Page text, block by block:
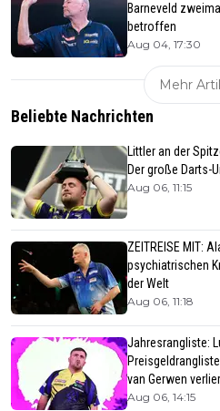
Barneveld
betroffen
Aug 04, 17:30
Mehr
Beliebte Nachrichten
Littler an der
Der große Darts-
Aug 06, 11:15
ZEITREISE MIT:
psychiatrischen
der Welt
Aug 06, 11:18
Jahresrangliste:
van Gerwen
Aug 06, 14:15